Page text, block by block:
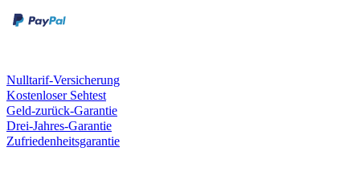
Nulltarif-Versicherung
Kostenloser Sehtest
Geld-zurück-Garantie
Drei-Jahres-Garantie
Zufriedenheitsgarantie